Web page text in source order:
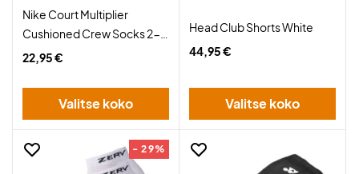
Nike Court Multiplier
Cushioned Crew Socks 2-
Pack White
22,95 €
Valitse koko
Head Club Shorts White
44,95 €
Valitse koko
- 29%